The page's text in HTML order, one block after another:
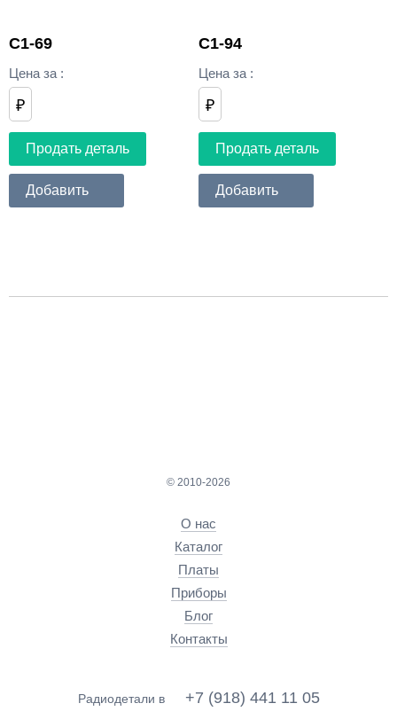
C1-69
Цена за :
₽
Продать деталь
Добавить
C1-94
Цена за :
₽
Продать деталь
Добавить
© 2010-2026
О нас
Каталог
Платы
Приборы
Блог
Контакты
Радиодетали в +7 (918) 441 11 05